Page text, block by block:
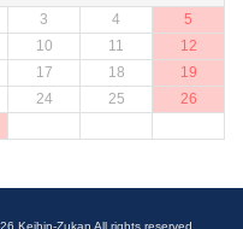
3 4
5
10 11
12
17 18
19
24 25
26
Keihin-Zukan All rights reserved.